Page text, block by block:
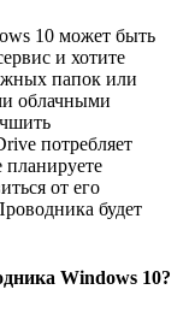
10 может быть
и хотите
папок или
облачными
потребляет
от его
будет
Windows 10?